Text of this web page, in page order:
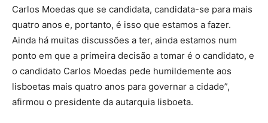
Carlos Moedas que se candidata, candidata-se para mais
quatro anos e, portanto, é isso que estamos a fazer.
Ainda há muitas discussões a ter, ainda estamos num
ponto em que a primeira decisão a tomar é o candidato, e
o candidato Carlos Moedas pede humildemente aos
lisboetas mais quatro anos para governar a cidade”,
afirmou o presidente da autarquia lisboeta.